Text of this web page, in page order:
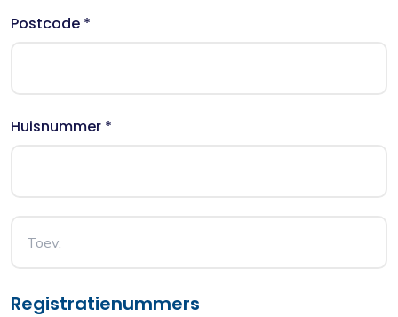
Postcode *
Huisnummer *
Registratienummers